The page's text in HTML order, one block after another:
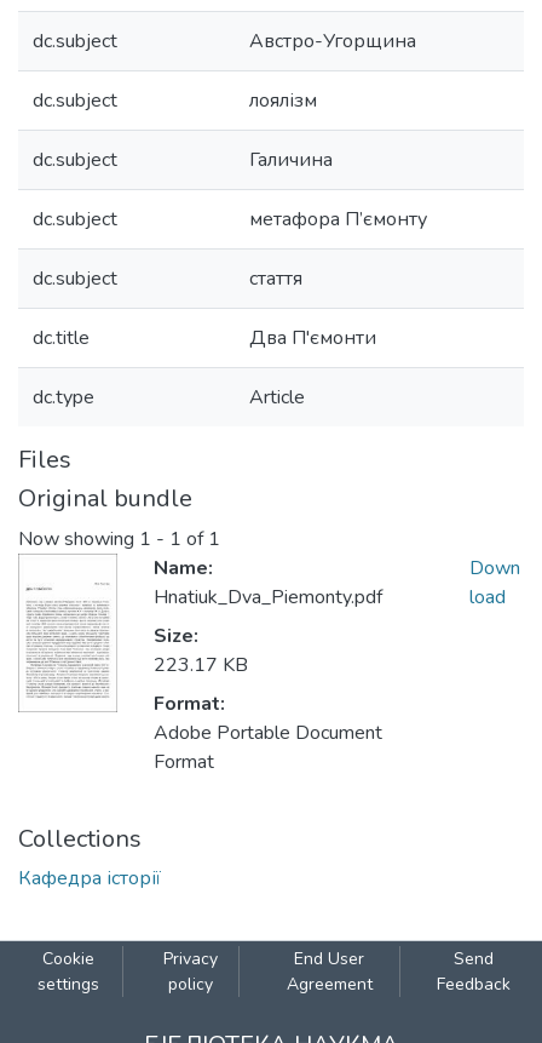
dc.subject Австро-Угорщина
dc.subject лоялізм
dc.subject Галичина
dc.subject метафора П’ємонту
dc.subject стаття
dc.title Два П'ємонти
dc.type Article
Files
Original bundle
Now showing 1 - 1 of 1
Name:
Hnatiuk_Dva_Piemonty.pdf
Size:
223.17 KB
Format:
Adobe Portable Document
Format
Down
load
Collections
Кафедра історії
Cookie
settings
Privacy
policy
End User
Agreement
Send
Feedback